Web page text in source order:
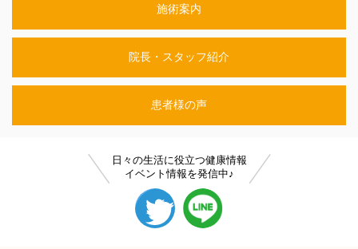
施術案内
院長・スタッフ紹介
患者様の声
日々の生活に役立つ健康情報
イベント情報を発信中♪